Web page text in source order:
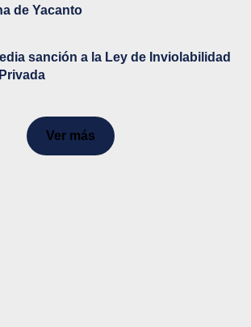
de Yacanto
sanción a la Ley de Inviolabilidad
Ver más